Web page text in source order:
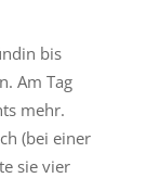
bis
Am Tag
mehr.
(bei einer
sie vier